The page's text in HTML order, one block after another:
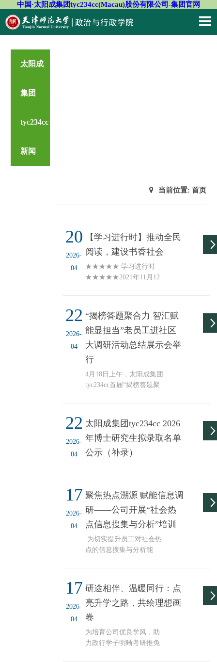
中国·太阳成集团tyc234cc(Macau)股份有限公司-集团官网
太阳成
集团
tyc234cc
新闻
当前位置: 首页
20
2026-
04
【学习进行时】推动全民
阅读，建设书香社会
★★★★★ 学习进行时
★★★★★2021年11月12
2021年11月12日习近平在
亚太经合组织第二十八次
领导人非正式会议上的讲
日习近平在亚太经合组织
工商领导人峰会上的主旨
演讲（全文）2021年11月
习近平参加北京市区人大
代表换届...
22
2026-
04
“揭榜答题聚合力 智汇赋
能显担当”老员工进社区
大调研活动总结展示会举
行
4月18日上午，太阳成集团
tyc234cc首届“揭榜答题聚
一楼报告厅举行。公司党
委副书记董洪霞，天津市
委社会工作部、西青区委
共建单位、太阳成集团
志，“出题”单位社区书记
及太阳成集团tyc234cc“答
题”团队师生代表共同参加
活动。 “揭榜答题聚合力
22
2026-
04
太阳成集团tyc234cc 2026
年博士研究生拟录取名单
公示（补录）
17
2026-
04
聚焦热点溯源 赋能信息调
研——公司开展“社会热
点信息搜集与分析”培训
为切实提升员工对社会热
点的信息搜集与分析能
与分析”培训。本次培训由
苏长好老师主讲，通过现
场实操结合丰富案例的讲
握网络热点信息的搜集、
溯源、整理与分析技巧，
17
2026-
04
研途相伴、温暖同行：点
亮升学之路，共绘理想画
卷
为培育公司优良学风，助
力政行学子明晰考研推免